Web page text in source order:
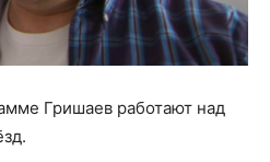
Гришаев работают над